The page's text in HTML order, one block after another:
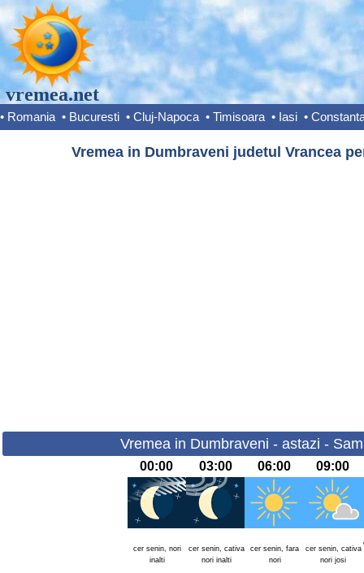
vremea.net
• Romania • Bucuresti • Cluj-Napoca • Timisoara • Iasi •
Vremea in Dumbraveni judetul Vrancea
Vremea in Dumbraveni - astazi -
00:00 03:00 06:00 09:00
cer senin, nori
inalti
cer senin, cativa
nori inalti
cer senin, fara
nori
cer senin, cativa
nori josi